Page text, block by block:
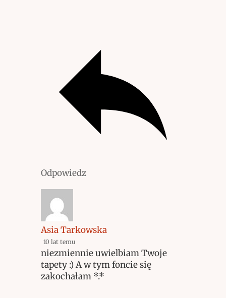
Odpowiedz
Asia Tarkowska
10 lat temu
niezmiennie uwielbiam Twoje
tapety :) A w tym foncie się
zakochałam *.*